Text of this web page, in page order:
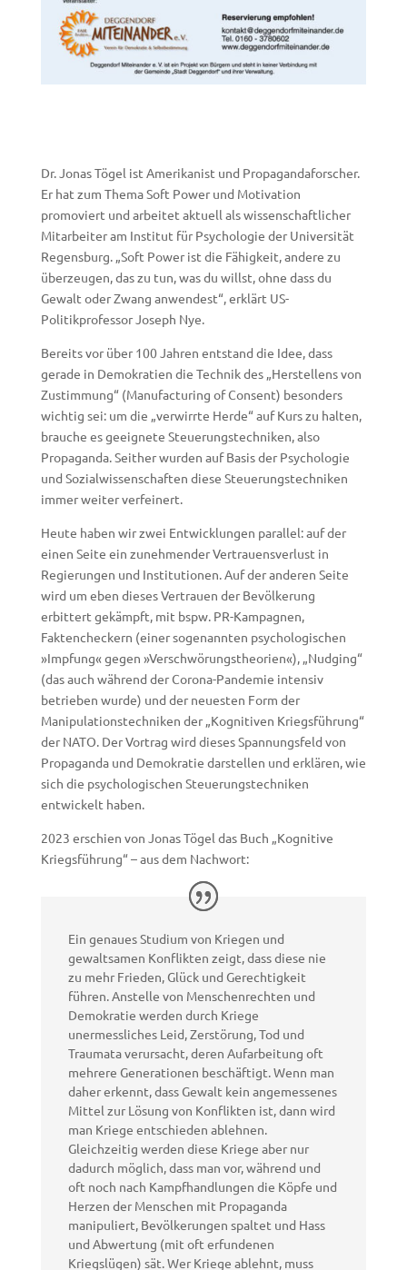
Dr. Jonas Tögel ist Amerikanist und Propagandaforscher.
Er hat zum Thema Soft Power und Motivation
promoviert und arbeitet aktuell als wissenschaftlicher
Mitarbeiter am Institut für Psychologie der Universität
Regensburg. „Soft Power ist die Fähigkeit, andere zu
überzeugen, das zu tun, was du willst, ohne dass du
Gewalt oder Zwang anwendest“, erklärt US-
Politikprofessor Joseph Nye.
Bereits vor über 100 Jahren entstand die Idee, dass
gerade in Demokratien die Technik des „Herstellens von
Zustimmung“ (Manufacturing of Consent) besonders
wichtig sei: um die „verwirrte Herde“ auf Kurs zu halten,
brauche es geeignete Steuerungstechniken, also
Propaganda. Seither wurden auf Basis der Psychologie
und Sozialwissenschaften diese Steuerungstechniken
immer weiter verfeinert.
Heute haben wir zwei Entwicklungen parallel: auf der
einen Seite ein zunehmender Vertrauensverlust in
Regierungen und Institutionen. Auf der anderen Seite
wird um eben dieses Vertrauen der Bevölkerung
erbittert gekämpft, mit bspw. PR-Kampagnen,
Faktencheckern (einer sogenannten psychologischen
»Impfung« gegen »Verschwörungstheorien«), „Nudging“
(das auch während der Corona-Pandemie intensiv
betrieben wurde) und der neuesten Form der
Manipulationstechniken der „Kognitiven Kriegsführung“
der NATO. Der Vortrag wird dieses Spannungsfeld von
Propaganda und Demokratie darstellen und erklären, wie
sich die psychologischen Steuerungstechniken
entwickelt haben.
2023 erschien von Jonas Tögel das Buch „Kognitive
Kriegsführung“ – aus dem Nachwort:
Ein genaues Studium von Kriegen und
gewaltsamen Konflikten zeigt, dass diese nie
zu mehr Frieden, Glück und Gerechtigkeit
führen. Anstelle von Menschenrechten und
Demokratie werden durch Kriege
unermessliches Leid, Zerstörung, Tod und
Traumata verursacht, deren Aufarbeitung oft
mehrere Generationen beschäftigt. Wenn man
daher erkennt, dass Gewalt kein angemessenes
Mittel zur Lösung von Konflikten ist, dann wird
man Kriege entschieden ablehnen.
Gleichzeitig werden diese Kriege aber nur
dadurch möglich, dass man vor, während und
oft noch nach Kampfhandlungen die Köpfe und
Herzen der Menschen mit Propaganda
manipuliert, Bevölkerungen spaltet und Hass
und Abwertung (mit oft erfundenen
Kriegslügen) sät. Wer Kriege ablehnt, muss